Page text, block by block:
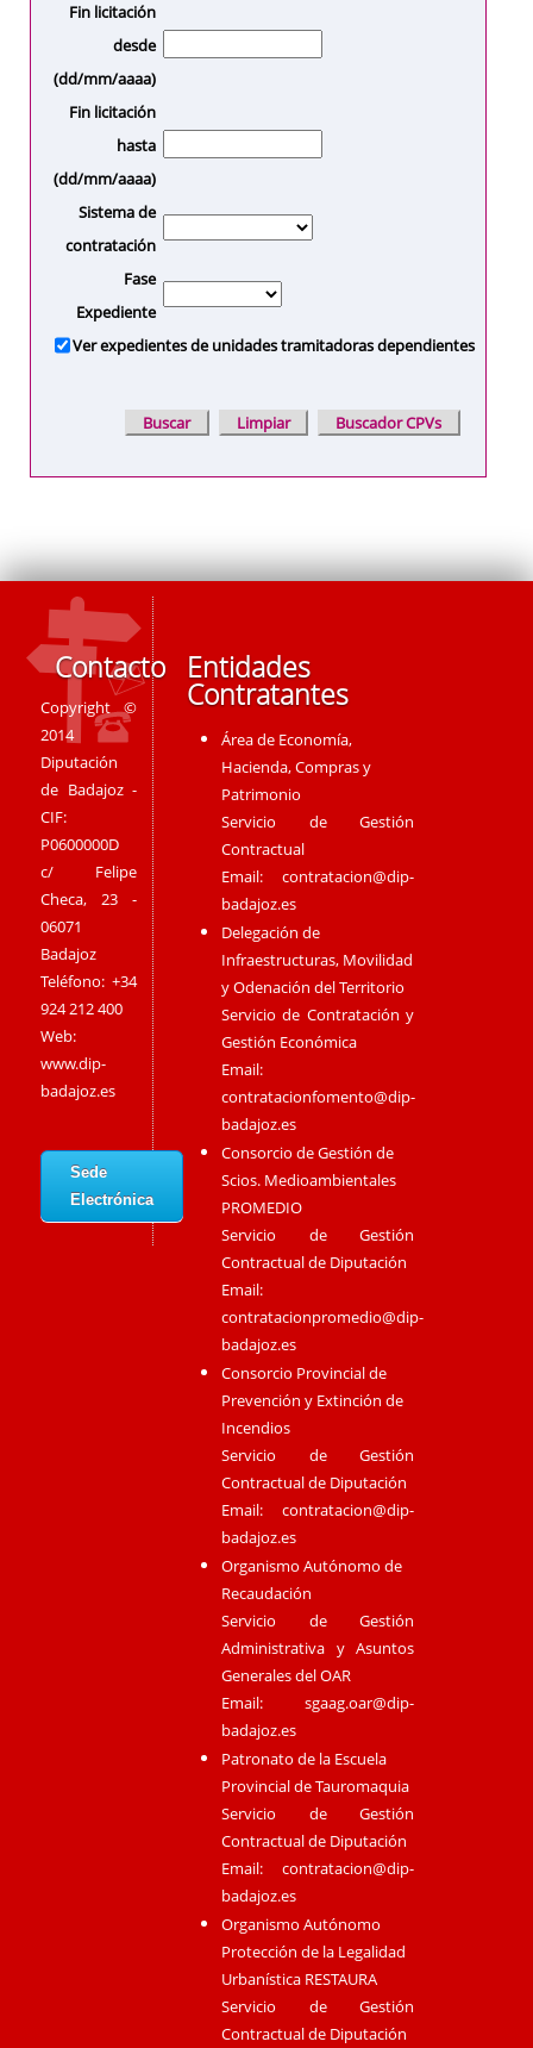
Fin licitación
desde
(dd/mm/aaaa)
Fin licitación
hasta
(dd/mm/aaaa)
Sistema de
contratación
Fase
Expediente
Ver expedientes de unidades tramitadoras dependientes
Contacto
Copyright ©
2014
Diputación
de Badajoz -
CIF:
P0600000D
c/ Felipe
Checa, 23 -
06071
Badajoz
Teléfono: +34
924 212 400
Web:
www.dip-
badajoz.es
Sede
Electrónica
Entidades
Contratantes
Área de Economía,
Hacienda, Compras y
Patrimonio
Servicio de Gestión
Contractual
Email:contratacion@dip-
badajoz.es
Delegación de
Infraestructuras, Movilidad
y Odenación del Territorio
Servicio de Contratación y
Gestión Económica
Email:
contratacionfomento@dip-
badajoz.es
Consorcio de Gestión de
Scios. Medioambientales
PROMEDIO
Servicio de Gestión
Contractual de Diputación
Email:
contratacionpromedio@dip-
badajoz.es
Consorcio Provincial de
Prevención y Extinción de
Incendios
Servicio de Gestión
Contractual de Diputación
Email:contratacion@dip-
badajoz.es
Organismo Autónomo de
Recaudación
Servicio de Gestión
Administrativa y Asuntos
Generales del OAR
Email:sgaag.oar@dip-
badajoz.es
Patronato de la Escuela
Provincial de Tauromaquia
Servicio de Gestión
Contractual de Diputación
Email:contratacion@dip-
badajoz.es
Organismo Autónomo
Protección de la Legalidad
Urbanística RESTAURA
Servicio de Gestión
Contractual de Diputación